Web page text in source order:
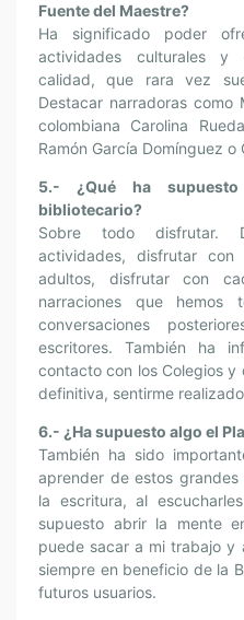
Fuente del Maestre?
Ha significado poder
actividades culturales y
calidad, que rara vez
Destacar narradoras como
colombiana Carolina
Ramón García Domínguez o
5.- ¿Qué ha
bibliotecario?
Sobre todo disfrutar.
actividades, disfrutar
adultos, disfrutar con
narraciones que
conversaciones
escritores. También ha
contacto con los Colegios y
definitiva, sentirme
6.- ¿Ha supuesto algo el
También ha sido
aprender de estos
la escritura, al
supuesto abrir la mente
puede sacar a mi trabajo
siempre en beneficio de la
futuros usuarios.